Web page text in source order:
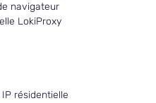
navigateur
LokiProxy
résidentielle